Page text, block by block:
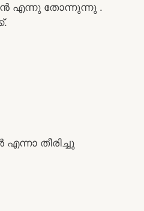
എന്നു തോന്നുന്നു .
തീരിച്ചു